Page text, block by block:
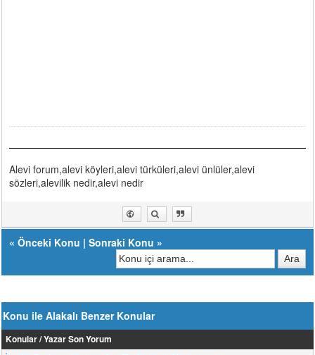
Alevi forum,alevi köyleri,alevi türküleri,alevi ünlüler,alevi
sözleri,alevilik nedir,alevi nedir
«Önceki Konu |Sonraki Konu »
Konu ile Alakalı Benzer Konular
Konular / YazarSon Yorum